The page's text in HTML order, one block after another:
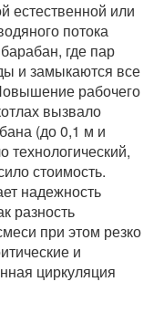
естественной или
потока
где пар
и замыкаются все
рабочего
вызвало
(до 0,1 м и
технологический,
стоимость.
надежность
разность
при этом резко
и
циркуляция